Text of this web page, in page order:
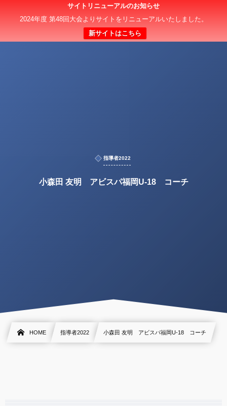
サイトリニューアルのお知らせ
2024年度 第48回大会よりサイトをリニューアルいたしました。
新サイトはこちら
指導者2022
小森田 友明 アビスパ福岡U-18 コーチ
HOME 指導者2022 小森田 友明 アビスパ福岡U-18 コーチ